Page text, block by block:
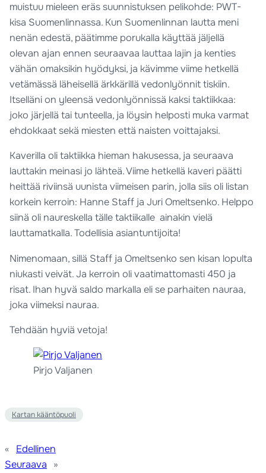
muistuu mieleen eräs suunnistuksen pelikohde: PWT-
kisa Suomenlinnassa. Kun Suomenlinnan lautta meni
nenän edestä, päätimme porukalla käyttää jäljellä
olevan ajan ennen seuraavaa lauttaa lajin ja kenties
vähän omaksikin hyödyksi, ja kävimme viime hetkellä
vetämässä läheisellä ärkkärillä vedonlyönnit tiskiin.
Itselläni on yleensä vedonlyönnissä kaksi taktiikkaa:
joko järjellä tai tunteella, ja löysin helposti muka varmat
ehdokkaat sekä miesten että naisten voittajaksi.
Kaverilla oli taktiikka hieman hakusessa, ja seuraava
lauttakin meinasi jo lähteä. Viime hetkellä kaveri päätti
heittää riviinsä uunista viimeisen parin, jolla siis oli listan
korkein kerroin: Hanne Staff ja Juri Omeltsenko. Helppo
siinä oli naureskella tälle taktiikalle  ainakin vielä
lauttamatkalla. Todellisia asiantuntijoita!
Nimenomaan, sillä Staff ja Omeltsenko sen kisan lopulta
niukasti veivät. Ja kerroin oli vaatimattomasti 450 ja
risat. Ihan hyvä saldo markalla eli se parhaiten nauraa,
joka viimeksi nauraa.
Tehdään hyviä vetoja!
Pirjo Valjanen
Kartan kääntöpuoli
«
Edellinen
Seuraava
»